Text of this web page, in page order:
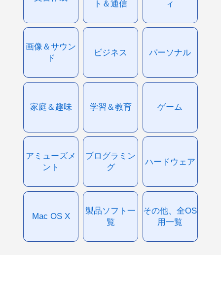
ト＆通信
ィ
画像＆サウン
ド
ビジネス パーソナル
家庭＆趣味 学習＆教育 ゲーム
アミューズメ
ント
プログラミン
グ
ハードウェア
Mac OS X
製品ソフト一
覧
その他、全OS
用一覧